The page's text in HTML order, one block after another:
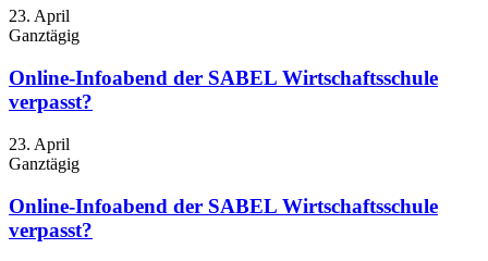
23. April
Ganztägig
Online-Infoabend der SABEL Wirtschaftsschule
verpasst?
23. April
Ganztägig
Online-Infoabend der SABEL Wirtschaftsschule
verpasst?